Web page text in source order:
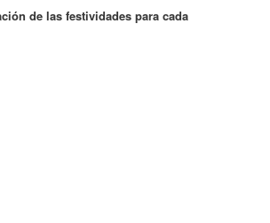
de las festividades para cada